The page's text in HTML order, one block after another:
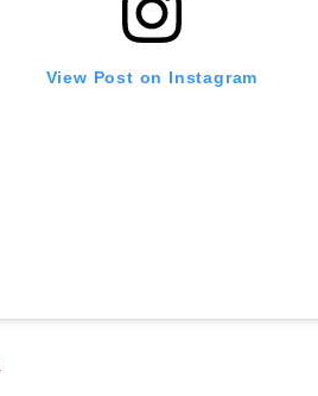
View Post on Instagram